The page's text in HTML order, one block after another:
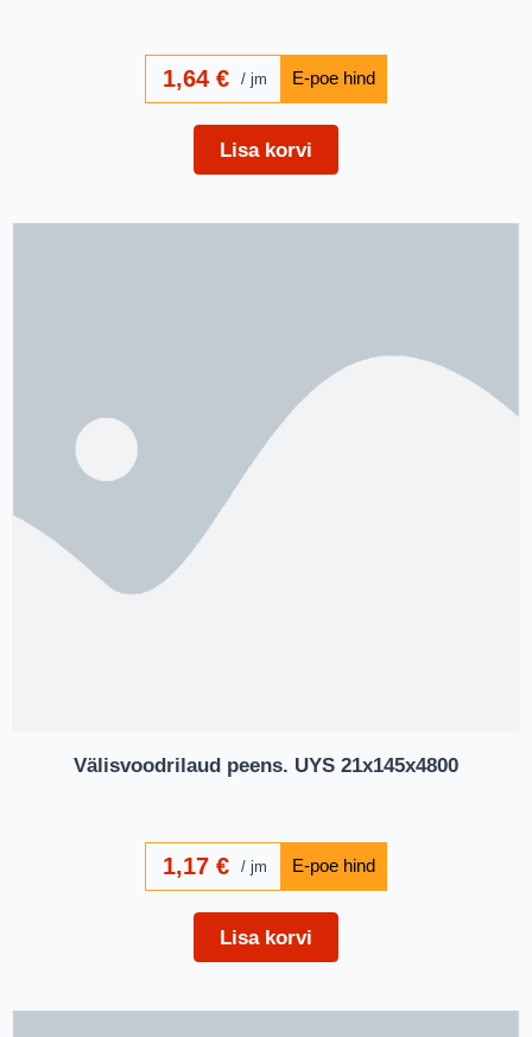
1,64 € jm
Lisa korvi
Välisvoodrilaud peens. UYS 21x145x4800
1,17 € jm
Lisa korvi